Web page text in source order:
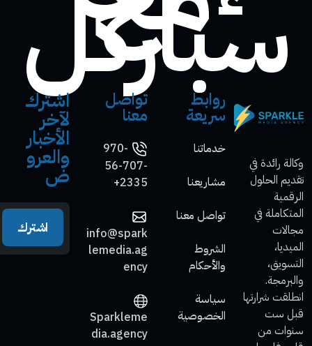
سباركل
وكالة رائدة في
تقديم الحلول
الرقمية
المتكاملة في
مجالات
الميديا،
التسويق،
والبرمجة.
انطلقت شرارتها
قبل ست
سنوات من
روابط
سريعة
خدماتنا
مشاريعنا
تواصل معنا
الشروط
والأحكام
سياسة
الخصوصية
تواصل
معنا
970-
56-707-
2335+
info@spark
lemedia.ag
ency
Sparkleme
dia.agency
اشترك
لآخر
الأخبار
والعرو
ض
اشترك